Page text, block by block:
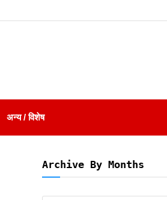
अन्य / विशेष
Archive By Months